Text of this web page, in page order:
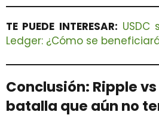
TE PUEDE INTERESAR: USDC
Ledger: ¿Cómo se
Conclusión: Ripple vs
batalla que aún no